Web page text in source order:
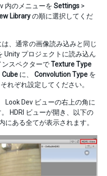
内のメニューを Settings >
Libraryの順に選択してくだ
は、通常の画像読み込みと同じ
Unity プロジェクトに読み込ん
ンスペクターでTexture Type
Cube に、 Convolution Type を
れぞれ設定してください。
Look Dev ビューの右上の角に
HDRI ビューが開き、以下の
にある全てが表示されます。